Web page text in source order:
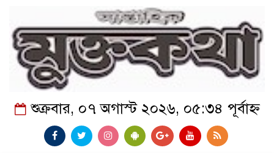
শুক্রবার, ০৭ অগাস্ট ২০২৬, ০৫:৩৪ পূর্বাহ্ন